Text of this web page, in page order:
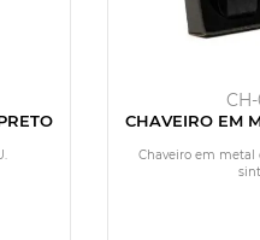
CHAVEIRO EM
Chaveiro em metal